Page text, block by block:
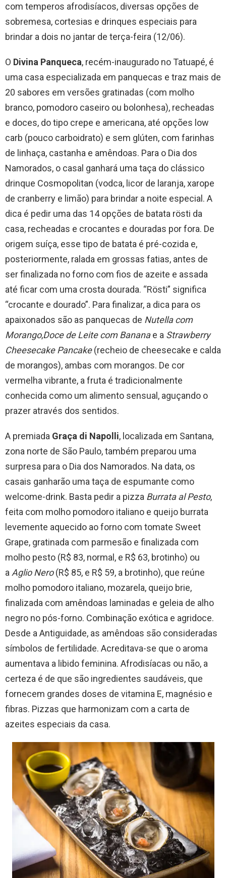
com temperos afrodisíacos, diversas opções de
sobremesa, cortesias e drinques especiais para
brindar a dois no jantar de terça-feira (12/06).
O Divina Panqueca, recém-inaugurado no Tatuapé, é
uma casa especializada em panquecas e traz mais de
20 sabores em versões gratinadas (com molho
branco, pomodoro caseiro ou bolonhesa), recheadas
e doces, do tipo crepe e americana, até opções low
carb (pouco carboidrato) e sem glúten, com farinhas
de linhaça, castanha e amêndoas. Para o Dia dos
Namorados, o casal ganhará uma taça do clássico
drinque Cosmopolitan (vodca, licor de laranja, xarope
de cranberry e limão) para brindar a noite especial. A
dica é pedir uma das 14 opções de batata rösti da
casa, recheadas e crocantes e douradas por fora. De
origem suíça, esse tipo de batata é pré-cozida e,
posteriormente, ralada em grossas fatias, antes de
ser finalizada no forno com fios de azeite e assada
até ficar com uma crosta dourada. “Rösti” significa
“crocante e dourado”. Para finalizar, a dica para os
apaixonados são as panquecas de Nutella com
Morango,Doce de Leite com Bananae a Strawberry
Cheesecake Pancake(recheio de cheesecake e calda
de morangos), ambas com morangos. De cor
vermelha vibrante, a fruta é tradicionalmente
conhecida como um alimento sensual, aguçando o
prazer através dos sentidos.
A premiada Graça di Napolli, localizada em Santana,
zona norte de São Paulo, também preparou uma
surpresa para o Dia dos Namorados. Na data, os
casais ganharão uma taça de espumante como
welcome-drink. Basta pedir a pizza Burrata al Pesto,
feita com molho pomodoro italiano e queijo burrata
levemente aquecido ao forno com tomate Sweet
Grape, gratinada com parmesão e finalizada com
molho pesto (R$ 83, normal, e R$ 63, brotinho) ou
a Aglio Nero (R$ 85, e R$ 59, a brotinho), que reúne
molho pomodoro italiano, mozarela, queijo brie,
finalizada com amêndoas laminadas e geleia de alho
negro no pós-forno. Combinação exótica e agridoce.
Desde a Antiguidade, as amêndoas são consideradas
símbolos de fertilidade. Acreditava-se que o aroma
aumentava a libido feminina. Afrodisíacas ou não, a
certeza é de que são ingredientes saudáveis, que
fornecem grandes doses de vitamina E, magnésio e
fibras. Pizzas que harmonizam com a carta de
azeites especiais da casa.